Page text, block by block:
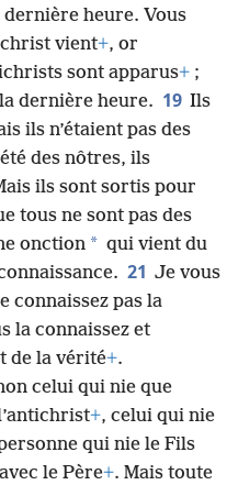
dernière heure. Vous
vient+, or
sont apparus+ ;
dernière heure. 19 Ils
ils n’étaient pas des
des nôtres, ils
ils sont sortis pour
tous ne sont pas des
onction * qui vient du
21 Je vous
connaissez pas la
la connaissez et
de la vérité+.
celui qui nie que
+, celui qui nie
qui nie le Fils
le Père+. Mais toute